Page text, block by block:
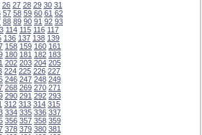
26 27 28 29 30 31
57 58 59 60 61 62
88 89 90 91 92 93
114 115 116 117
136 137 138 139
158 159 160 161
180 181 182 183
202 203 204 205
224 225 226 227
246 247 248 249
268 269 270 271
290 291 292 293
312 313 314 315
334 335 336 337
356 357 358 359
378 379 380 381